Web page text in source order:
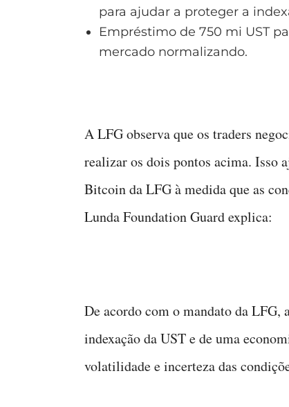
para ajudar a proteger a
Empréstimo de 750 mi UST
mercado normalizando.
A LFG observa que os traders
realizar os dois pontos acima. Isso
Bitcoin da LFG à medida que as
Lunda Foundation Guard explica:
De acordo com o mandato da LFG,
indexação da UST e de uma
volatilidade e incerteza das